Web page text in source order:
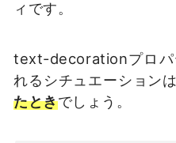
ィです。
text-decorationプロパ
れるシチュエーションは
たときでしょう。